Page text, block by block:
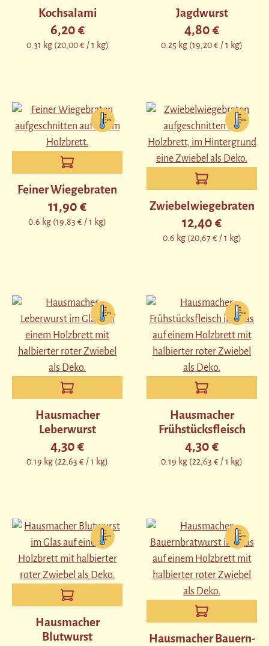
Kochsalami
Regulärer Preis:
6,20 €
0.31 kg (20,00 € / 1 kg)
Jagdwurst
Regulärer Preis:
4,80 €
0.25 kg (19,20 € / 1 kg)
Feiner Wiegebraten
Regulärer Preis:
11,90 €
0.6 kg (19,83 € / 1 kg)
Zwiebelwiegebraten
Regulärer Preis:
12,40 €
0.6 kg (20,67 € / 1 kg)
Hausmacher
Leberwurst
Regulärer Preis:
4,30 €
0.19 kg (22,63 € / 1 kg)
Hausmacher
Frühstücksfleisch
Regulärer Preis:
4,30 €
0.19 kg (22,63 € / 1 kg)
Hausmacher
Blutwurst
Hausmacher Bauern-